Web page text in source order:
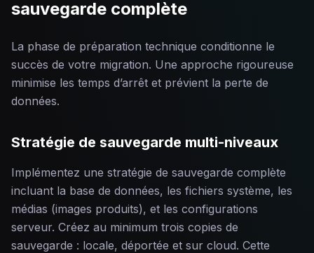
sauvegarde complète
La phase de préparation technique conditionne le
succès de votre migration. Une approche rigoureuse
minimise les temps d’arrêt et prévient la perte de
données.
Stratégie de sauvegarde multi-niveaux
Implémentez une stratégie de sauvegarde complète
incluant la base de données, les fichiers système, les
médias (images produits), et les configurations
serveur. Créez au minimum trois copies de
sauvegarde : locale, déportée et sur cloud. Cette